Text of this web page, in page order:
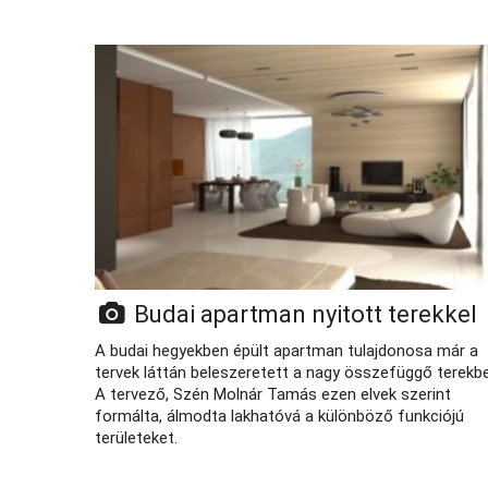
Budai apartman nyitott terekkel
A budai hegyekben épült apartman tulajdonosa már a
tervek láttán beleszeretett a nagy összefüggő
A tervező, Szén Molnár Tamás ezen elvek szerint
formálta, álmodta lakhatóvá a különböző funkciójú
területeket.